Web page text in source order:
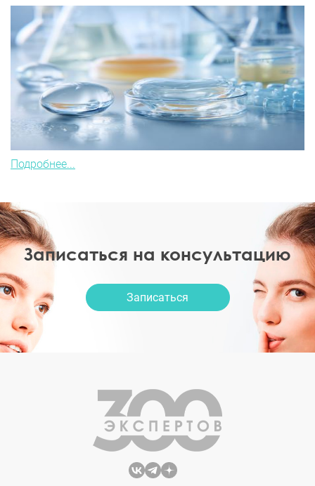
Подробнее...
Записаться на консультацию
Записаться